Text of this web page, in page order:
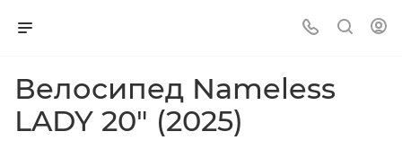
Велосипед Nameless
LADY 20" (2025)